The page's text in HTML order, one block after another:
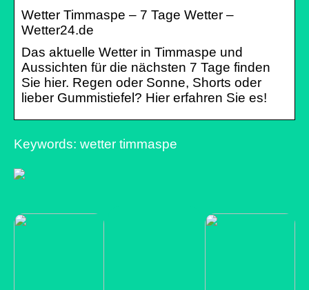
Wetter Timmaspe – 7 Tage Wetter –
Wetter24.de
Das aktuelle Wetter in Timmaspe und
Aussichten für die nächsten 7 Tage finden
Sie hier. Regen oder Sonne, Shorts oder
lieber Gummistiefel? Hier erfahren Sie es!
Keywords: wetter timmaspe